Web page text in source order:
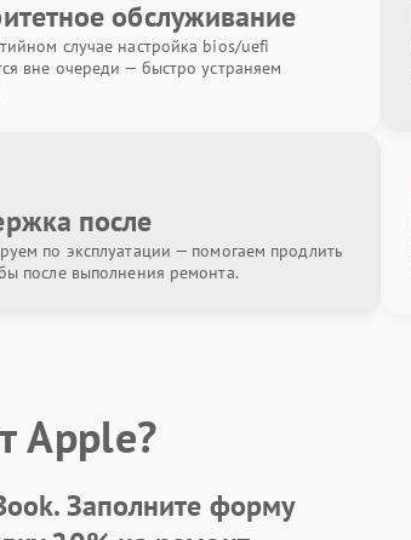
обслуживание
случае настройка bios/uefi
вне очереди — быстро устраняем
после
по эксплуатации — помогаем продлить
после выполнения ремонта.
Apple?
Заполните форму